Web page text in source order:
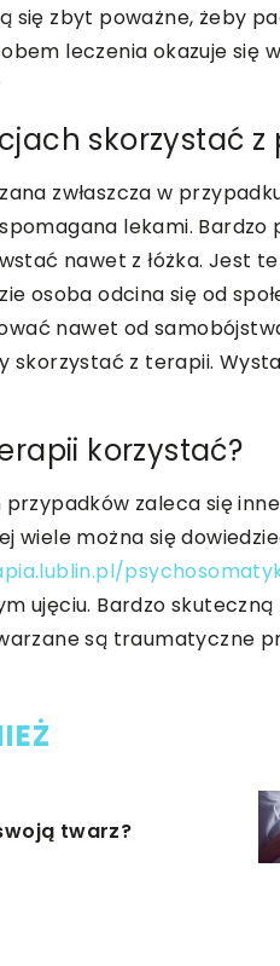
się zbyt poważne, żeby
leczenia okazuje
skorzystać z
zwłaszcza w
lekami.
nawet z łóżka. Jest
osoba odcina się od
nawet od
skorzystać z terapii.
korzystać?
zaleca się
wiele można się
ujęciu. Bardzo
są traumatyczne
twarz?